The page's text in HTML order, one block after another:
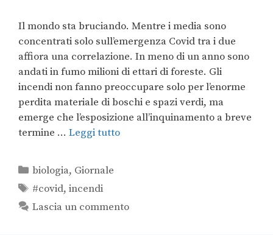
Il mondo sta bruciando. Mentre i media sono
concentrati solo sull’emergenza Covid tra i due
affiora una correlazione. In meno di un anno sono
andati in fumo milioni di ettari di foreste. Gli
incendi non fanno preoccupare solo per l’enorme
perdita materiale di boschi e spazi verdi, ma
emerge che l’esposizione all’inquinamento a breve
termine … Leggi tutto
biologia, Giornale
#covid,incendi
Lascia un commento